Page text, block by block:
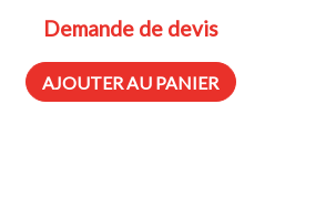
Demande de devis
AJOUTER AU PANIER